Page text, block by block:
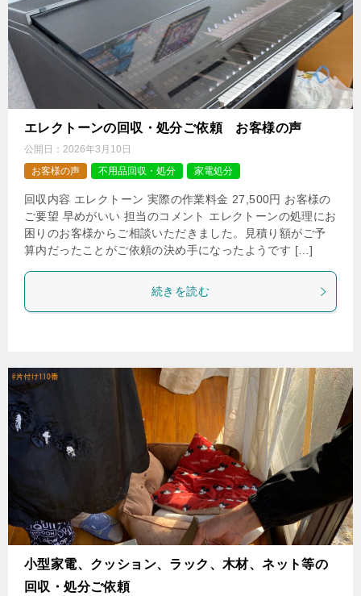
エレクトーンの回収・処分ご依頼 お客様の声
公開日： 2026年3月10日
お客様の声
不用品回収・処分 家電処分
回収内容 エレクトーン 実際の作業料金 27,500円 お客様の
ご要望 早めがいい 担当のコメント エレクトーンの処理にお
困りのお客様からご相談いただきました。見積り額がご予
算内だったことがご依頼の決め手になったようです […]
続きを読む
小型家電、クッション、ラック、木材、ネット等の
回収・処分ご依頼